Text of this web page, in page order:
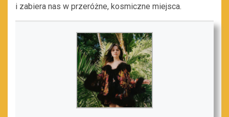
i zabiera nas w przeróżne, kosmiczne miejsca.